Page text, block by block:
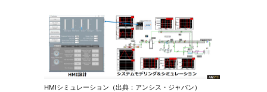
HMIシミュレーション（出典：アンシス・ジャパン）